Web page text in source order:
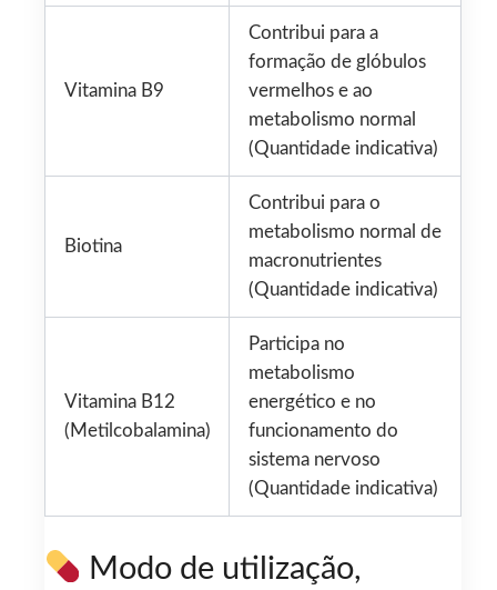
Vitamina B9
Contribui para a
formação de glóbulos
vermelhos e ao
metabolismo normal
(Quantidade indicativa)
Biotina
Contribui para o
metabolismo normal de
macronutrientes
(Quantidade indicativa)
Vitamina B12
(Metilcobalamina)
Participa no
metabolismo
energético e no
funcionamento do
sistema nervoso
(Quantidade indicativa)
Modo de utilização,